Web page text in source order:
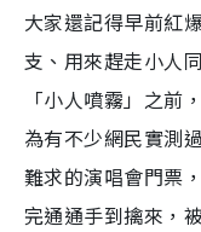
大家還記得早前紅
支、用來趕走小人
「小人噴霧」之前
為有不少網民實測
難求的演唱會門票
完通通手到擒來，